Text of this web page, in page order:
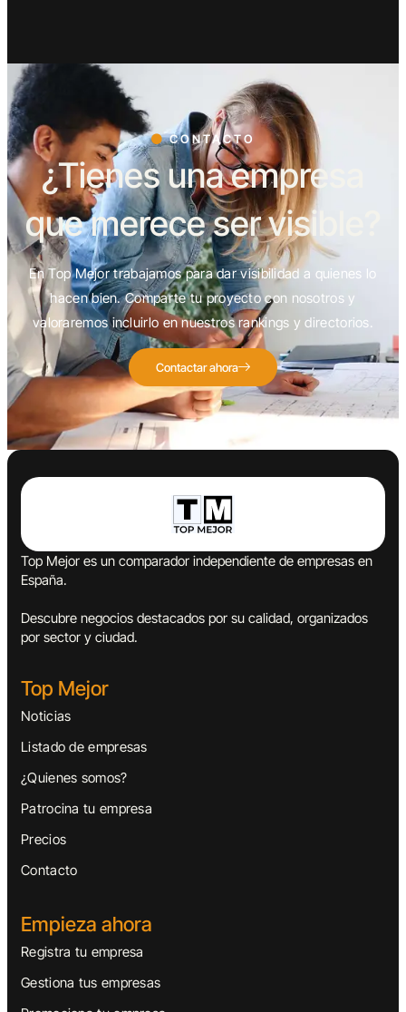
CONTACTO
¿Tienes una empresa
que merece ser visible?
En Top Mejor trabajamos para dar visibilidad a quienes lo
hacen bien. Comparte tu proyecto con nosotros y
valoraremos incluirlo en nuestros rankings y directorios.
Contactar ahora
Top Mejor es un comparador independiente de empresas en
España.
Descubre negocios destacados por su calidad, organizados
por sector y ciudad.
Top Mejor
Noticias
Listado de empresas
¿Quienes somos?
Patrocina tu empresa
Precios
Contacto
Empieza ahora
Registra tu empresa
Gestiona tus empresas